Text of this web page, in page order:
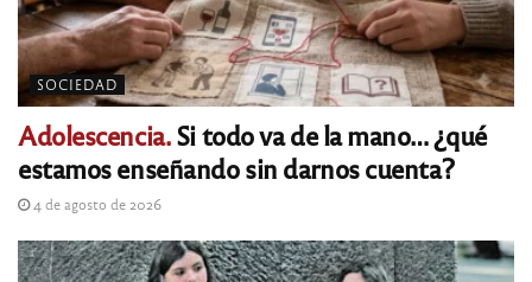
SOCIEDAD
Adolescencia.Si todo va de la mano… ¿qué
estamos enseñando sin darnos cuenta?
4 de agosto de 2026